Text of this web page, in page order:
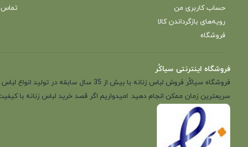
حساب کاربری من
رویه‌های بازگرداندن کالا
فروشگاه
تماس
فروشگاه اینترنتی سیاکُر
فروشگاه سیاکُر فروش لباس زنانه با
سریعترین زمان ممکن انجام دهید. امیدواریم اگر قصد خرید لباس زنانه با